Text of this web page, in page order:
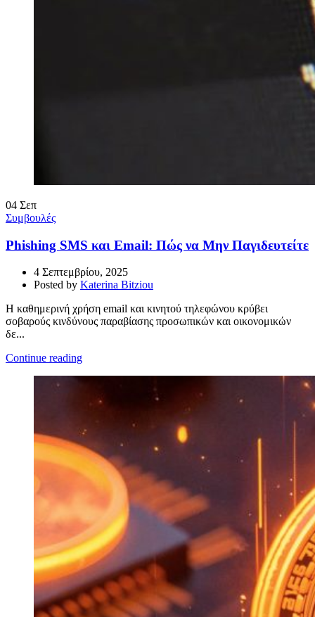
04 Σεπ
Συμβουλές
Phishing SMS και Email: Πώς να Μην Παγιδευτείτε
4 Σεπτεμβρίου, 2025
Posted by Katerina Bitziou
Η καθημερινή χρήση email και κινητού τηλεφώνου κρύβει
σοβαρούς κινδύνους παραβίασης προσωπικών και οικονομικών
δε...
Continue reading